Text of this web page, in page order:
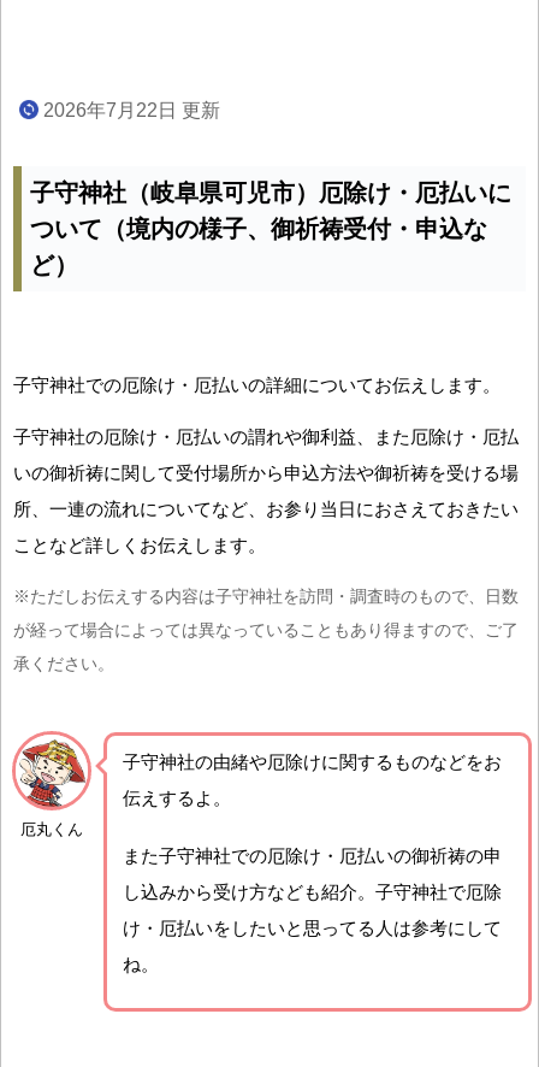
2026年7月22日 更新
子守神社（岐阜県可児市）厄除け・厄払いに
ついて（境内の様子、御祈祷受付・申込な
ど）
子守神社での厄除け・厄払いの詳細についてお伝えします。
子守神社の厄除け・厄払いの謂れや御利益、また厄除け・厄払
いの御祈祷に関して受付場所から申込方法や御祈祷を受ける場
所、一連の流れについてなど、お参り当日におさえておきたい
ことなど詳しくお伝えします。
※ただしお伝えする内容は子守神社を訪問・調査時のもので、日数
が経って場合によっては異なっていることもあり得ますので、ご了
承ください。
厄丸くん
子守神社の由緒や厄除けに関するものなどをお
伝えするよ。
また子守神社での厄除け・厄払いの御祈祷の申
し込みから受け方なども紹介。子守神社で厄除
け・厄払いをしたいと思ってる人は参考にして
ね。